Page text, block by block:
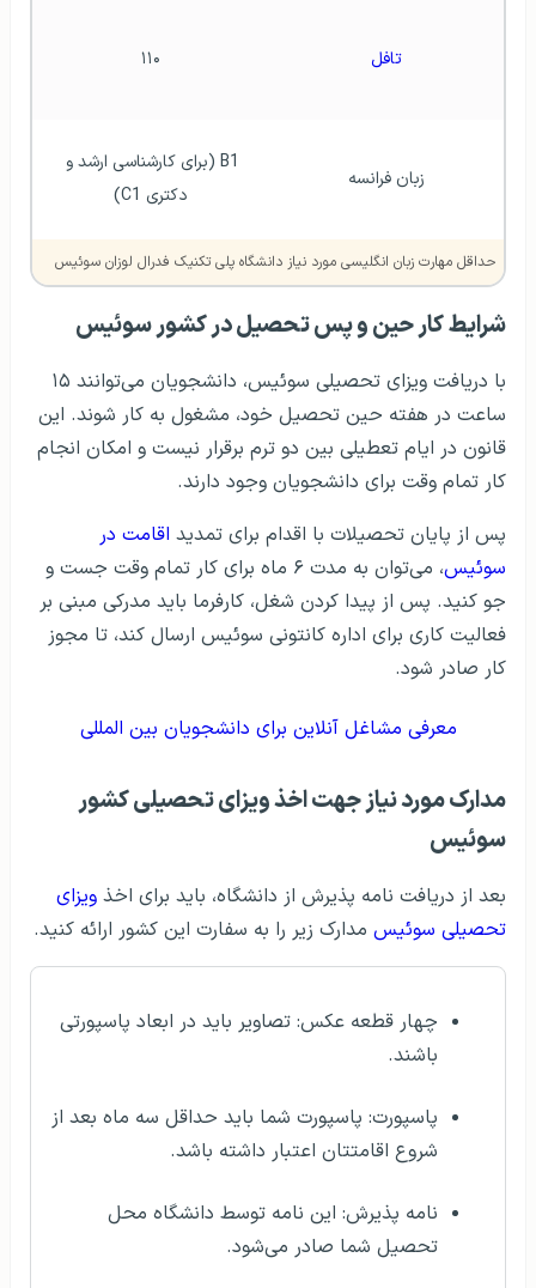
تافل ۱۱۰
زبان فرانسه
دکتری C1)
حداقل مهارت زبان انگلیسی مورد نیاز دانشگاه پلی تکنیک فدرال لوزان سوئیس
شرایط کار حین و پس تحصیل در کشور سوئیس
با دریافت ویزای تحصیلی سوئیس، دانشجویان می‌توانند ۱۵
ساعت در هفته حین تحصیل خود، مشغول به کار شوند. این
قانون در ایام تعطیلی بین دو ترم برقرار نیست و امکان انجام
کار تمام وقت برای دانشجویان وجود دارند.
پس از پایان تحصیلات با اقدام برای تمدید اقامت در
سوئیس
، می‌توان به مدت ۶ ماه برای کار تمام وقت جست و
جو کنید. پس از پیدا کردن شغل، کارفرما باید مدرکی مبنی بر
فعالیت کاری برای اداره کانتونی سوئیس ارسال کند، تا مجوز
کار صادر شود.
معرفی مشاغل آنلاین برای دانشجویان بین المللی
مدارک مورد نیاز جهت اخذ ویزای تحصیلی کشور
سوئيس
بعد از دریافت نامه پذیرش از دانشگاه، باید برای اخذ ویزای
تحصیلی سوئیس مدارک زیر را به سفارت این کشور ارائه کنید.
چهار قطعه عکس: تصاویر باید در ابعاد پاسپورتی
باشند.
پاسپورت: پاسپورت شما باید حداقل سه ماه بعد از
شروع اقامتتان اعتبار داشته باشد.
نامه پذیرش: این نامه توسط دانشگاه محل
تحصیل شما صادر می‌شود.